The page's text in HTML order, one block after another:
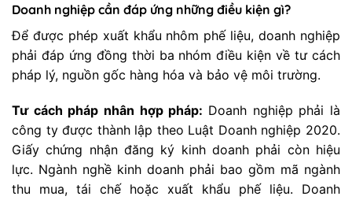
Doanh nghiệp cần đáp ứng những điều kiện gì?
Để được phép xuất khẩu nhôm phế liệu, doanh nghiệp
phải đáp ứng đồng thời ba nhóm điều kiện về tư cách
pháp lý, nguồn gốc hàng hóa và bảo vệ môi trường.
Tư cách pháp nhân hợp pháp: Doanh nghiệp phải là
công ty được thành lập theo Luật Doanh nghiệp 2020.
Giấy chứng nhận đăng ký kinh doanh phải còn hiệu
lực. Ngành nghề kinh doanh phải bao gồm mã ngành
thu mua, tái chế hoặc xuất khẩu phế liệu. Doanh